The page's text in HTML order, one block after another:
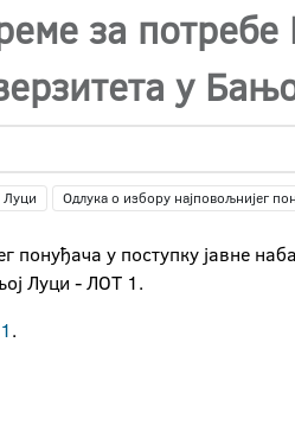
за потребе
у
Луци Одлука о избору најповољнијег
понуђача у поступку јавне
Луци - ЛОТ 1.
.